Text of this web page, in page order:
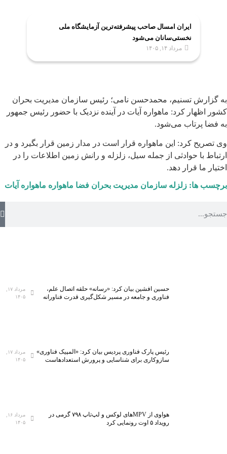
ایران امسال صاحب پیشرفته‌ترین آزمایشگاه ملی
نخستی‌سانان می‌شود
مرداد ۱۴, ۱۴۰۵
به گزارش تسنیم، محمدحسن نامی؛ رئیس سازمان مدیریت بحران
کشور اظهار کرد: ماهواره آیات در آینده نزدیک با حضور رئیس جمهور
به فضا پرتاب می‌شود.
وی تصریح کرد: این ماهواره قرار است در مدار زمین قرار بگیرد و در
ارتباط با حوادثی از جمله سیل، زلزله و رانش زمین اطلاعات را در
اختیار ما قرار دهد.
برچسب ها: زلزله سازمان مدیریت بحران فضا ماهواره ماهواره آیات
حسین افشین بیان کرد: «رسانه» حلقه اتصال علم،
فناوری و جامعه در مسیر شکل‌گیری قدرت فناورانه
۱۴۰۵
رئیس پارک فناوری پردیس بیان کرد: «المپیک فناوری»
سازوکاری برای شناسایی و پرورش استعدادهاست
۱۴۰۵
هواوی از MPVهای لوکس و لپ‌تاپ ۷۹۸ گرمی در
رویداد ۵ اوت رونمایی کرد
۱۴۰۵